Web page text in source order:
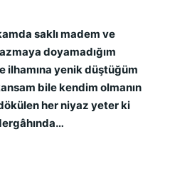
saklı madem ve
doyamadığım
ilhamına yenik düştüğüm
bile kendim olmanın
her niyaz yeter ki